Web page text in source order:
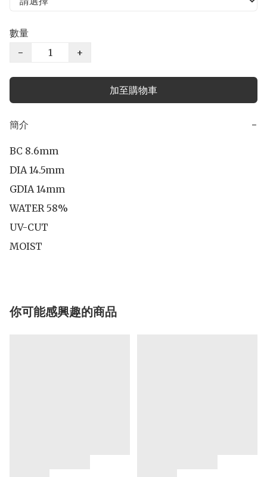
數量
−
+
加至購物車
簡介 −
BC 8.6mm
DIA 14.5mm
GDIA 14mm
WATER 58%
UV-CUT
你可能感興趣的商品